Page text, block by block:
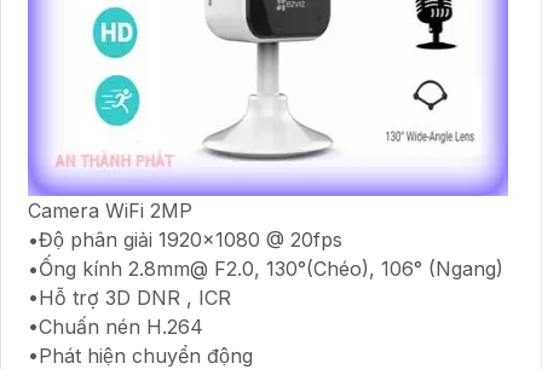
Camera WiFi 2MP
•Độ phân giải 1920×1080 @ 20fps
•Ống kính 2.8mm@ F2.0, 130°(Chéo), 106° (Ngang)
•Hỗ trợ 3D DNR , ICR
•Chuấn nén H.264
•Phát hiện chuyển động